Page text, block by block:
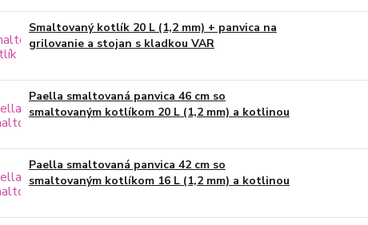
Smaltovaný kotlík 20 L (1,2 mm) + panvica na
grilovanie a stojan s kladkou VAR
Paella smaltovaná panvica 46 cm so
smaltovaným kotlíkom 20 L (1,2 mm) a kotlinou
Paella smaltovaná panvica 42 cm so
smaltovaným kotlíkom 16 L (1,2 mm) a kotlinou